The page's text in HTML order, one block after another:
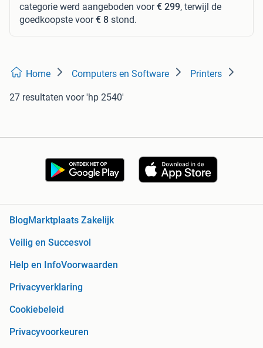
categorie werd aangeboden voor€ 299, terwijl de
goedkoopste voor€ 8 stond.
Home Computers en Software Printers
27 resultaten voor 'hp 2540'
BlogMarktplaats Zakelijk
Veilig en Succesvol
Help en InfoVoorwaarden
Privacyverklaring
Cookiebeleid
Privacyvoorkeuren